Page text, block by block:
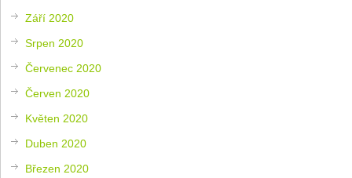
Září 2020
Srpen 2020
Červenec 2020
Červen 2020
Květen 2020
Duben 2020
Březen 2020